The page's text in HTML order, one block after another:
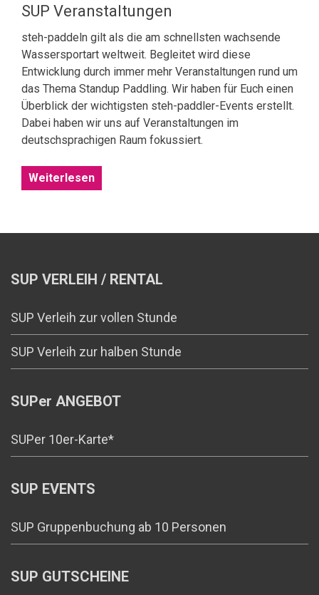
SUP Veranstaltungen
steh-paddeln gilt als die am schnellsten wachsende
Wassersportart weltweit. Begleitet wird diese
Entwicklung durch immer mehr Veranstaltungen rund um
das Thema Standup Paddling. Wir haben für Euch einen
Überblick der wichtigsten steh-paddler-Events erstellt.
Dabei haben wir uns auf Veranstaltungen im
deutschsprachigen Raum fokussiert.
Weiterlesen
SUP VERLEIH / RENTAL
SUP Verleih zur vollen Stunde
SUP Verleih zur halben Stunde
SUPer ANGEBOT
SUPer 10er-Karte*
SUP EVENTS
SUP Gruppenbuchung ab 10 Personen
SUP GUTSCHEINE